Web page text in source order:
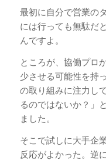
最初に自分で営業の
には行っても無駄だ
んですよ。
ところが、協働プロ
少させる可能性を持
の取り組みに注力し
るのではないか？」
ました。
そこで試しに大手企
反応がよかった。逆